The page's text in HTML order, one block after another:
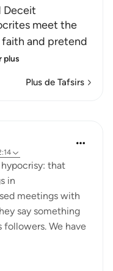
Deceit
meet the
faith and pretend
plus
Plus de Tafsirs
hypocrisy: that
in
meetings with
say something
followers. We have